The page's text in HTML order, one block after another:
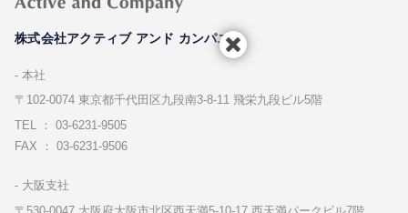
株式会社アクティブ アンド カンパニー
本社
〒102-0074 東京都千代⽥区九段南3-8-11 飛栄九段ビル5階
TEL ： 03-6231-9505
FAX ： 03-6231-9506
⼤阪⽀社